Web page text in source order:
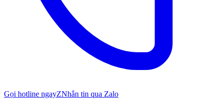
Gọi hotline ngayZNhắn tin qua Zalo